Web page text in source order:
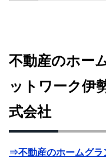
不動産のホー
ットワーク伊
式会社
⇒不動産のホームグラ